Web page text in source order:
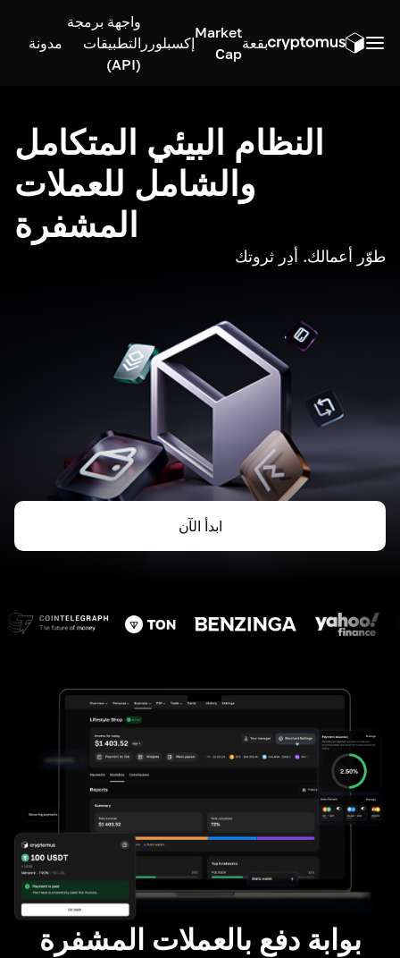
بقعة
Market
Cap
إكسبلورر
واجهة برمجة
التطبيقات
(API)
مدونة
النظام البيئي المتكامل
والشامل للعملات
المشفرة
طوّر أعمالك. أدِر ثروتك
ابدأ الآن
بوابة دفع بالعملات المشفرة